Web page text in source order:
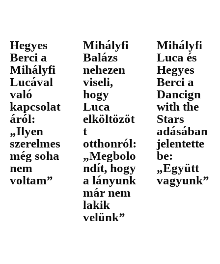
Hegyes
Berci a
Mihályfi
Lucával
való
kapcsolat
áról:
„Ilyen
szerelmes
még soha
nem
voltam”
Mihályfi
Balázs
nehezen
viseli,
hogy
Luca
elköltözöt
t
otthonról:
„Megbolo
ndít, hogy
a lányunk
már nem
lakik
velünk”
Mihályfi
Luca és
Hegyes
Berci a
Dancign
with the
Stars
adásában
jelentette
be:
„Együtt
vagyunk”